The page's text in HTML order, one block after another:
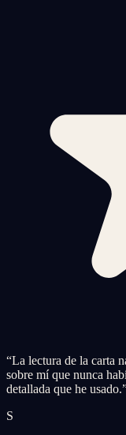
“La lectura de la carta
sobre mí que nunca
detallada que he usado.
S